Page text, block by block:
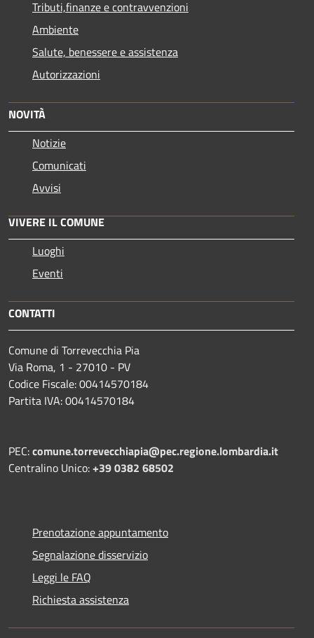
Tributi,finanze e contravvenzioni
Ambiente
Salute, benessere e assistenza
Autorizzazioni
NOVITÀ
Notizie
Comunicati
Avvisi
VIVERE IL COMUNE
Luoghi
Eventi
CONTATTI
Comune di Torrevecchia Pia
Via Roma, 1 - 27010 - PV
Codice Fiscale: 00414570184
Partita IVA: 00414570184
PEC:comune.torrevecchiapia@pec.regione.lombardia.it
Centralino Unico:+39 0382 68502
Prenotazione appuntamento
Segnalazione disservizio
Leggi le FAQ
Richiesta assistenza